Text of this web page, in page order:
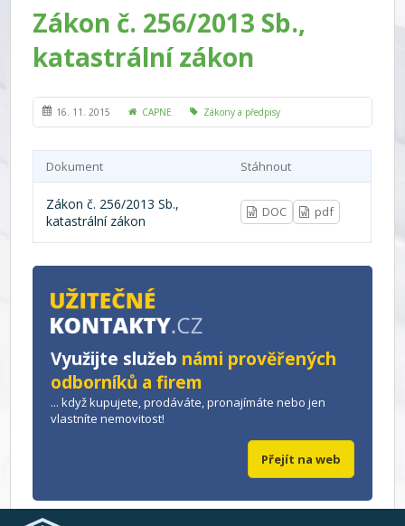
Zákon č. 256/2013 Sb.,
katastrální zákon
16. 11. 2015 CAPNE Zákony a předpisy
Dokument Stáhnout
Zákon č. 256/2013 Sb.,
katastrální zákon
DOC pdf
Využijte služeb námi prověřených
odborníků a firem
... když kupujete, prodáváte, pronajímáte nebo jen
vlastníte nemovitost!
Přejít na web